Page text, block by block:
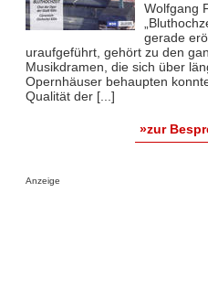
Wolfgang
gerade
uraufgeführt, gehört zu den
Musikdramen, die sich über
Opernhäuser behaupten
Qualität der [...]
»zur
Anzeige